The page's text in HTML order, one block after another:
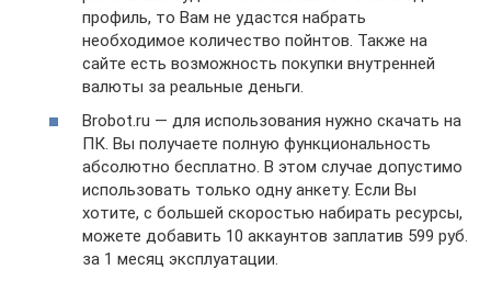
профиль, то Вам не удастся набрать
необходимое количество пойнтов. Также на
сайте есть возможность покупки внутренней
валюты за реальные деньги.
Brobot.ru — для использования нужно скачать на
ПК. Вы получаете полную функциональность
абсолютно бесплатно. В этом случае допустимо
использовать только одну анкету. Если Вы
хотите, с большей скоростью набирать ресурсы,
можете добавить 10 аккаунтов заплатив 599 руб.
за 1 месяц эксплуатации.